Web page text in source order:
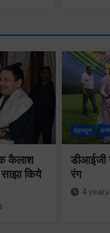
कैलाश
किये
देहरादून
डीआईजी
रंग
4